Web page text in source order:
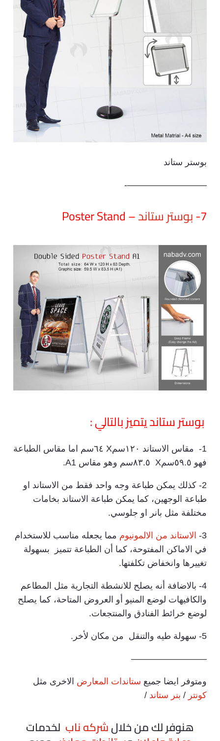
بوستر ستاند
—————————-
7- بوستر ستاند– Poster Stand
بوستر ستاند يتميز بالتالي :
1- مقاس الاستاند ١٢٠سمX ٦٤سم اما مقاس الطباعة
فهو ٥٩.٥سمX ٨٣.٥سم وهو مقاس A1.
2- كذلك يمكن طباعة وجه واحد فقط من الاستاند او
طباعة الوجهين، كما يمكن طباعة الاستاند بخامات
مختلفة مثل بانر او جلوسي.
3- الاستاند من الالمونيوم مما يجعله مناسب للاستخدام
في الاماكن المفتوحة، كما أن الطباعة تتميز بسهولة
تغييرها وانخفاض تكلفتها.
4- بالاضافة أنه يصلح للانشطة التجارية مثل المطاعم
والكافيهات لوضع المنيو أو العروض المتاحة، كما يصلح
لوضع خرائط الفنادق والمنتجعات.
5- سهولة طيه والتنقل من مكان لأخر.
————————–
ومتوفر ايضا جميع ستاندات المعارض الاخرى مثل
كونتر / بنر ستاند /
هنوفر لك من خلالشركه ناب لخدمات